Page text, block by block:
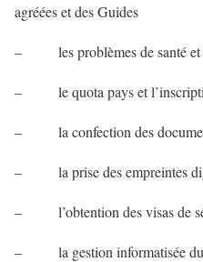
agréées et des Guides
– les problèmes de santé et
– le quota pays et
– la confection des
– la prise des empreintes
– l’obtention des visas de
– la gestion informatisée